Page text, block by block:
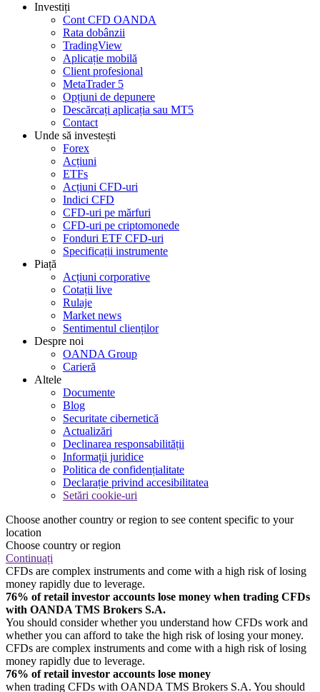
Investiți
Cont CFD OANDA
Rata dobânzii
TradingView
Aplicație mobilă
Client profesional
MetaTrader 5
Opțiuni de depunere
Descărcați aplicația sau MT5
Contact
Unde să investești
Forex
Acțiuni
ETFs
Acțiuni CFD-uri
Indici CFD
CFD-uri pe mărfuri
CFD-uri pe criptomonede
Fonduri ETF CFD-uri
Specificații instrumente
Piață
Acțiuni corporative
Cotații live
Rulaje
Market news
Sentimentul clienților
Despre noi
OANDA Group
Carieră
Altele
Documente
Blog
Securitate cibernetică
Actualizări
Declinarea responsabilității
Informații juridice
Politica de confidențialitate
Declarație privind accesibilitatea
Setări cookie-uri
Choose another country or region to see content specific to your
location
Choose country or region
Continuați
CFDs are complex instruments and come with a high risk of losing
money rapidly due to leverage.
76% of retail investor accounts lose money when trading CFDs
with OANDA TMS Brokers S.A.
You should consider whether you understand how CFDs work and
whether you can afford to take the high risk of losing your money.
CFDs are complex instruments and come with a high risk of losing
money rapidly due to leverage.
76% of retail investor accounts lose money
when trading CFDs with OANDA TMS Brokers S.A. You should